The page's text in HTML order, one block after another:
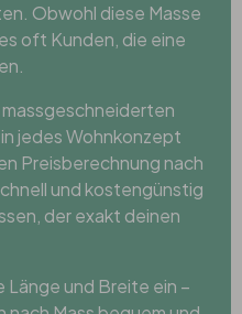
Obwohl diese Masse
oft Kunden, die eine
massgeschneiderten
jedes Wohnkonzept
Preisberechnung nach
und kostengünstig
der exakt deinen
und Breite ein –